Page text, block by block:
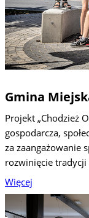
Gmina
Projekt „Chodzież
gospodarcza,
za zaangażowanie
rozwinięcie
Więcej